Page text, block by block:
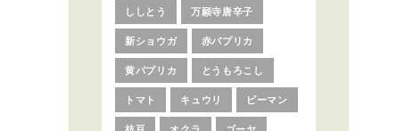
ししとう 万願寺唐辛子
新ショウガ 赤パプリカ
黄パプリカ とうもろこし
トマト キュウリ ピーマン